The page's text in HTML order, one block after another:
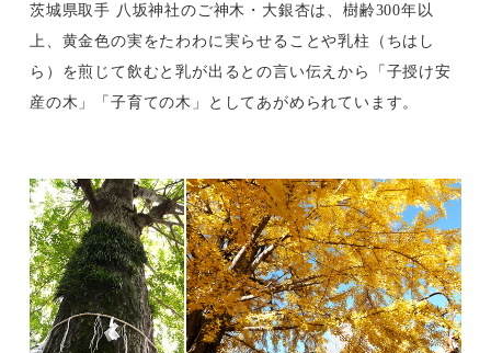
茨城県取手 八坂神社のご神木・大銀杏は、樹齢300年以
上、黄金色の実をたわわに実らせることや乳柱（ちはし
ら）を煎じて飲むと乳が出るとの言い伝えから「子授け安
産の木」「子育ての木」としてあがめられています。